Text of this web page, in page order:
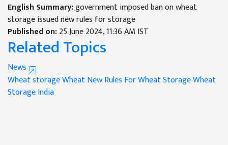
English Summary:government imposed ban on wheat
storage issued new rules for storage
Published on:25 June 2024, 11:36 AM IST
Related Topics
News
Wheat storageWheatNew Rules For Wheat StorageWheat
Storage India